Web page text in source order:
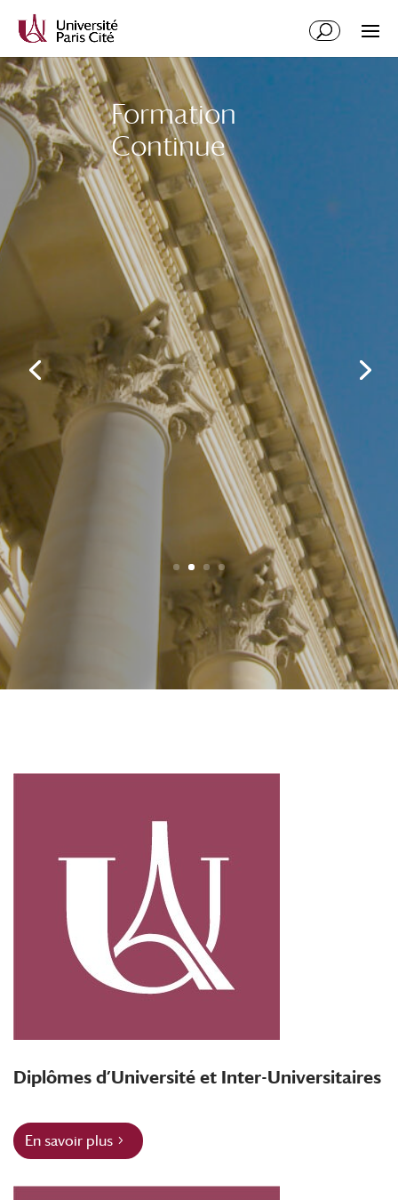
Formation
Continue
Taxe d’apprentissage
2026 : la campagne est
ouverte !
Chaque année, les
employeurs doivent
désigner sur la plateforme
SOLTéA les établissements
auxquels ils souhaitent
verser leur solde de taxe...
Lire la suite
Diplômes d’Université et Inter-Universitaires
En savoir plus